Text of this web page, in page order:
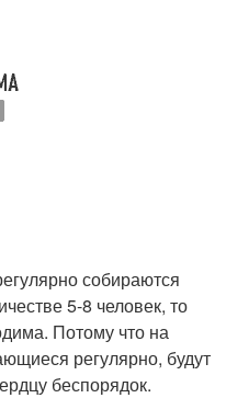
собираются
5-8 человек, то
Потому что на
регулярно, будут
беспорядок.